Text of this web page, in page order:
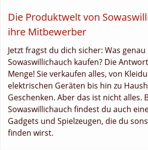
Die Produktwelt von
ihre Mitbewerber
Jetzt fragst du dich sicher: Was
Sowaswillichauch kaufen? Die
Menge! Sie verkaufen alles, von
elektrischen Geräten bis hin zu
Geschenken. Aber das ist nicht alles.
Sowaswillichauch findest du auch
Gadgets und Spielzeugen, die du
finden wirst.